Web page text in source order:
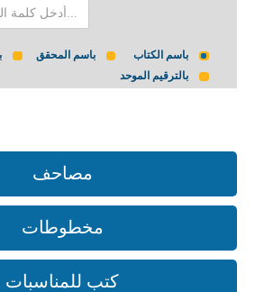
باسم الكتاب باسم المحقق
بالترقيم الموحد
مصاحف
مخطوطات
كتب للمناسبات